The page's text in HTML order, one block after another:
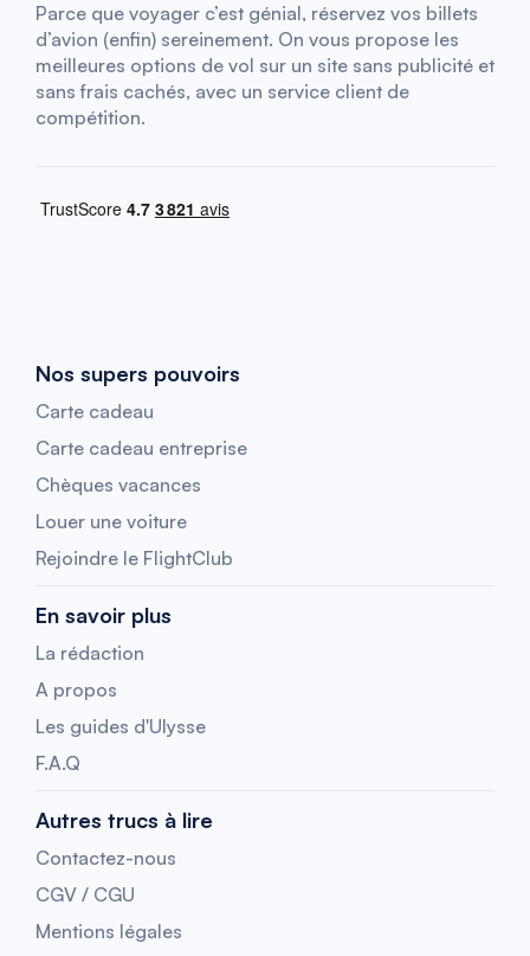
Parce que voyager c’est génial, réservez vos billets
d’avion (enfin) sereinement. On vous propose les
meilleures options de vol sur un site sans publicité et
sans frais cachés, avec un service client de
compétition.
Nos supers pouvoirs
Carte cadeau
Carte cadeau entreprise
Chèques vacances
Louer une voiture
Rejoindre le FlightClub
En savoir plus
La rédaction
A propos
Les guides d'Ulysse
F.A.Q
Autres trucs à lire
Contactez-nous
CGV / CGU
Mentions légales